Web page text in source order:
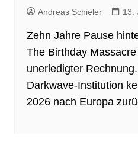
Andreas Schieler 13.
Zehn Jahre Pause
The Birthday
unerledigter
Darkwave-Institution
2026 nach Europa